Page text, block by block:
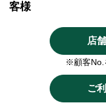
客様
店
※顧客No.
ご